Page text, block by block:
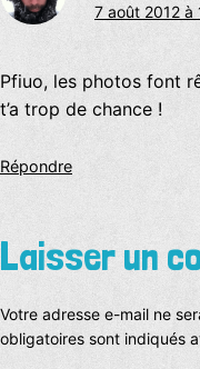
7 août 2012 à
Pfiuo, les photos font
t’a trop de chance !
Répondre
Laisser un
Votre adresse e-mail ne
obligatoires sont indiqués